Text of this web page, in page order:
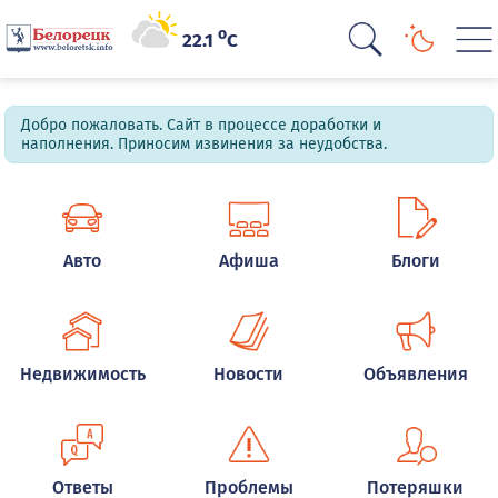
22.1oC
Добро пожаловать. Сайт в процессе доработки и
наполнения. Приносим извинения за неудобства.
Авто Афиша Блоги
Недвижимость Новости Объявления
Ответы Проблемы Потеряшки